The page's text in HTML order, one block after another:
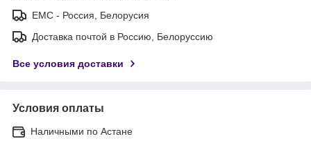
ЕМС - Россия, Белорусия
Доставка почтой в Россию, Белоруссию
Все условия доставки
Условия оплаты
Наличными по Астане